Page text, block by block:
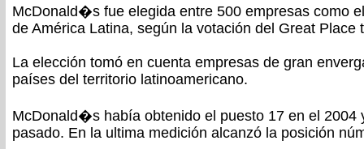
McDonald�s fue elegida entre 500 empresas como
de América Latina, según la votación del Great Place
La elección tomó en cuenta empresas de gran
países del territorio latinoamericano.
McDonald�s había obtenido el puesto 17 en el 2004
pasado. En la ultima medición alcanzó la posición